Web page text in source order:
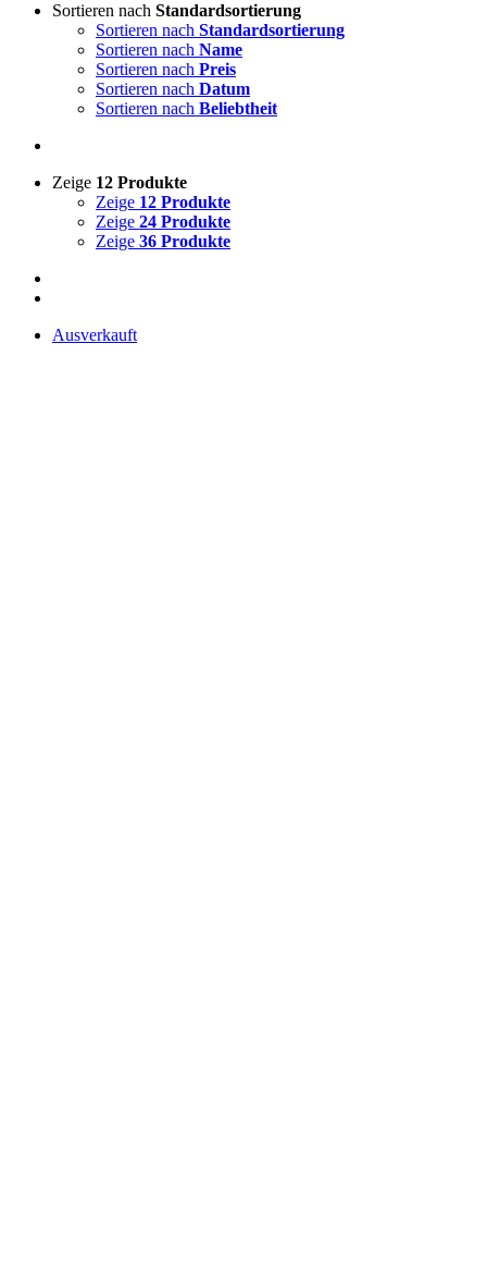
Sortieren nach Standardsortierung
Sortieren nach Standardsortierung
Sortieren nach Name
Sortieren nach Preis
Sortieren nach Datum
Sortieren nach Beliebtheit
Zeige 12 Produkte
Zeige 12 Produkte
Zeige 24 Produkte
Zeige 36 Produkte
Ausverkauft